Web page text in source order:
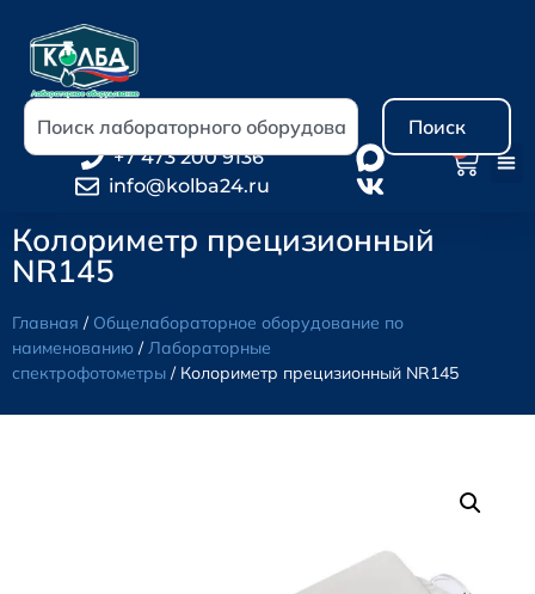
Поиск
+7 473 200 9136
info@kolba24.ru
Колориметр прецизионный
NR145
Главная / Общелабораторное оборудование по
наименованию /Лабораторные
спектрофотометры / Колориметр прецизионный NR145